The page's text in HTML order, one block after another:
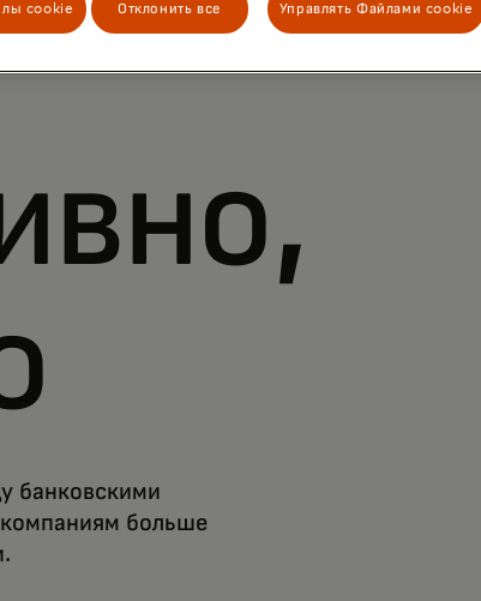
банковскими
больше
cookie Отклонить все Управлять Файлами cookie